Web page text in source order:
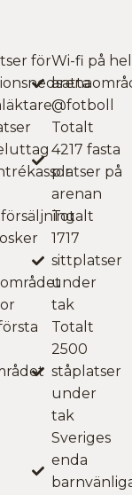
förWi-fi på
@fotboll
Totalt
4217 fasta
platser på
arenan
Totalt
1717
sittplatser
under
tak
Totalt
2500
ståplatser
under
tak
Sveriges
enda